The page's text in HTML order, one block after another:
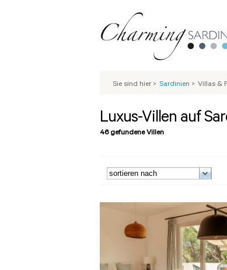
Sie sind hier > Sardinien > Villas &
Luxus-Villen auf
46 gefundene Villen